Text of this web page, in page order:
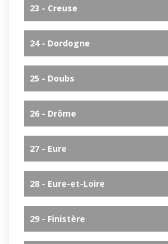
23 - Creuse
24 - Dordogne
25 - Doubs
26 - Drôme
27 - Eure
28 - Eure-et-Loire
29 - Finistère